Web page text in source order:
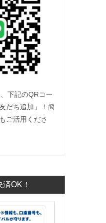
下記のQRコー
だち追加」！簡
ご活用くださ
OK！